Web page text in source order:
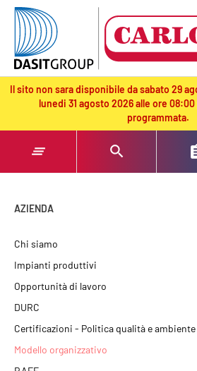
text.skipToContent
text.skipToNavigation
Il sito non sara disponibile da sabato 29
lunedi 31 agosto 2026 alle ore
programmata.
AZIENDA
Chi siamo
Impianti produttivi
Opportunità di lavoro
DURC
Certificazioni - Politica qualità e ambiente
Modello organizzativo